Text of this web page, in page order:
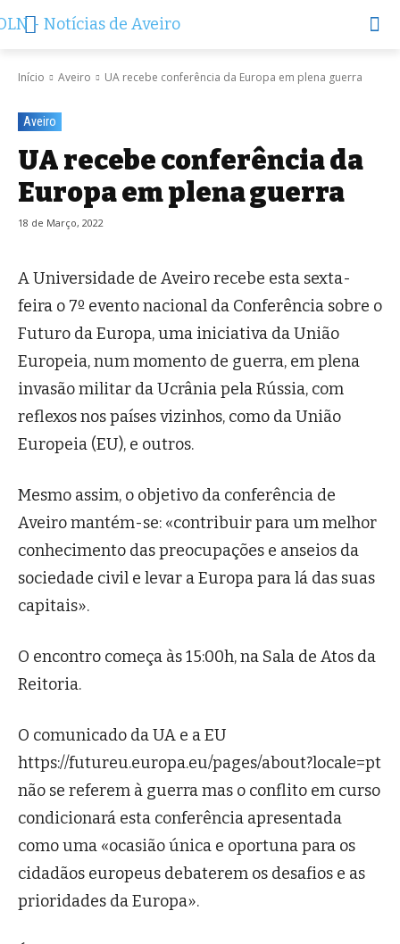
Início Aveiro UA recebe conferência da Europa em plena guerra
Aveiro
UA recebe conferência da
Europa em plena guerra
18 de Março, 2022
A Universidade de Aveiro recebe esta sexta-
feira o 7º evento nacional da Conferência sobre o
Futuro da Europa, uma iniciativa da União
Europeia, num momento de guerra, em plena
invasão militar da Ucrânia pela Rússia, com
reflexos nos países vizinhos, como da União
Europeia (EU), e outros.
Mesmo assim, o objetivo da conferência de
Aveiro mantém-se: «contribuir para um melhor
conhecimento das preocupações e anseios da
sociedade civil e levar a Europa para lá das suas
capitais».
O encontro começa às 15:00h, na Sala de Atos da
Reitoria.
O comunicado da UA e a EU
https://futureu.europa.eu/pages/about?locale=pt
não se referem à guerra mas o conflito em curso
condicionará esta conferência apresentada
como uma «ocasião única e oportuna para os
cidadãos europeus debaterem os desafios e as
prioridades da Europa».